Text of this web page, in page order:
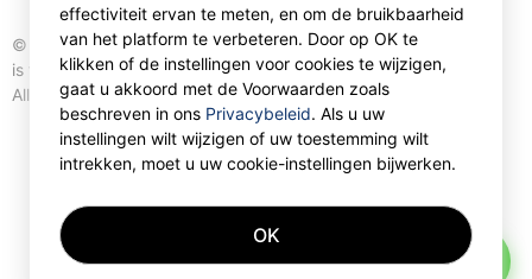
© Gettransport International Limited. GetTransport®
is trademark of Gettransport International Limited.
All rights reserved.
effectiviteit ervan te meten, en om de bruikbaarheid
van het platform te verbeteren. Door op OK te
klikken of de instellingen voor cookies te wijzigen,
gaat u akkoord met de Voorwaarden zoals
beschreven in ons Privacybeleid. Als u uw
instellingen wilt wijzigen of uw toestemming wilt
intrekken, moet u uw cookie-instellingen bijwerken.
OK
AI